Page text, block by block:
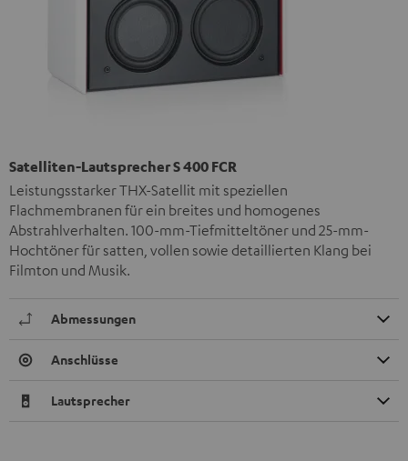
Satelliten-Lautsprecher S 400 FCR
Leistungsstarker THX-Satellit mit speziellen
Flachmembranen für ein breites und homogenes
Abstrahlverhalten. 100-mm-Tiefmitteltöner und 25-mm-
Hochtöner für satten, vollen sowie detaillierten Klang bei
Filmton und Musik.
Abmessungen
Anschlüsse
Lautsprecher